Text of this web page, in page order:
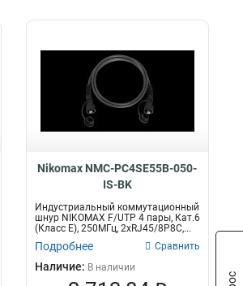
Nikomax NMC-PC4SE55B-050-
IS-BK
Индустриальный коммутационный
шнур NIKOMAX F/UTP 4 пары, Кат.6
(Класс E), 250МГц, 2хRJ45/8P8C,...
Подробнее Сравнить
Наличие: В наличии